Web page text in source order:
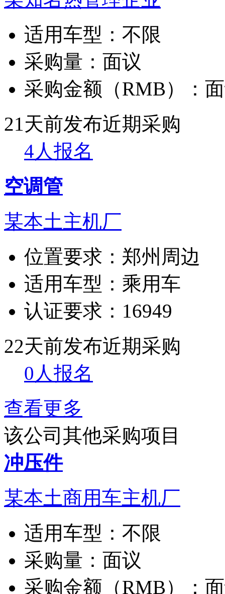
适用车型： 不限
采购量： 面议
采购金额（RMB）：
21天前发布近期采购
4人报名
空调管
某本土主机厂
位置要求： 郑州周边
适用车型： 乘用车
认证要求： 16949
22天前发布近期采购
0人报名
查看更多
该公司其他采购项目
冲压件
某本土商用车主机厂
适用车型： 不限
采购量： 面议
采购金额（RMB）：